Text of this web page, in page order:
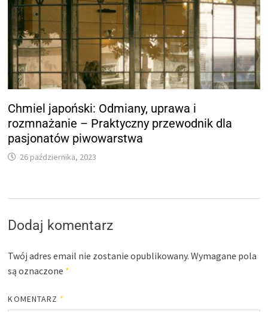
Chmiel japoński: Odmiany, uprawa i
rozmnażanie – Praktyczny przewodnik dla
pasjonatów piwowarstwa
26 października, 2023
Dodaj komentarz
Twój adres email nie zostanie opublikowany. Wymagane pola
są oznaczone *
KOMENTARZ *